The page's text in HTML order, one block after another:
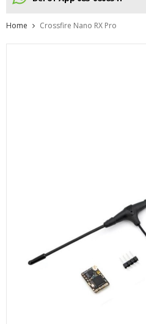
Home Crossfire Nano RX Pro